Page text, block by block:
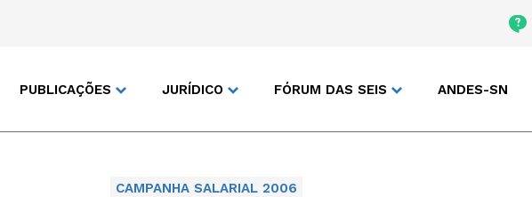
PUBLICAÇÕES JURÍDICO FÓRUM DAS SEIS ANDES-SN
CAMPANHA SALARIAL 2006